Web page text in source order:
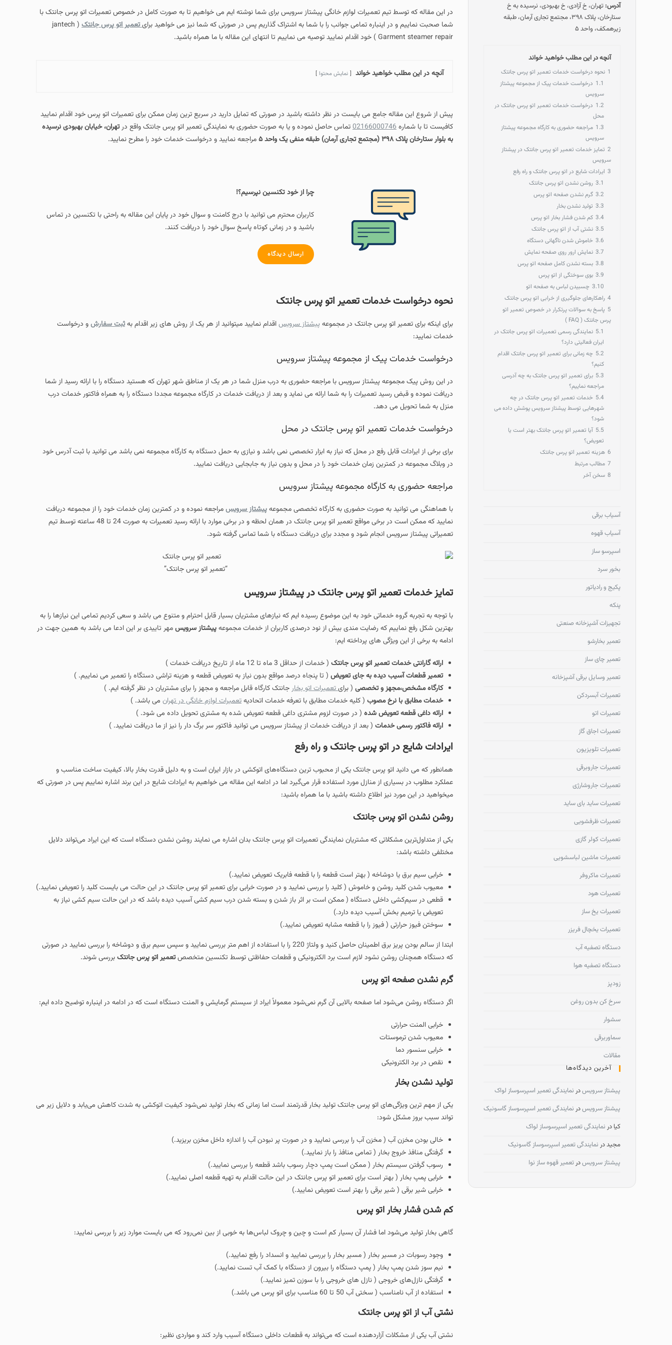
در این مقاله که توسط تیم تعمیرات لوازم خانگی پیشتاز سرویس برای شما نوشته ایم می خواهیم تا به صورت کامل در خصوص تعمیرات اتو پرس جانتک با
شما صحبت نماییم و در اینباره تمامی جوانب را با شما به اشتراک گذاریم پس در صورتی که شما نیز می خواهید برایتعمیر اتو پرس جانتک
( jantech
Garment steamer repair ) خود اقدام نمایید توصیه می نماییم تا انتهای این مقاله با ما همراه باشید.
آنچه در این مطلب خواهید خواند نمایش محتوا
پیش از شروع این مقاله جامع می بایست در نظر داشته باشید در صورتی که تمایل دارید در سریع ترین زمان ممکن برای تعمیرات اتو پرس خود اقدام نمایید
کافیست تا با شماره02166000746تماس حاصل نموده و یا به صورت حضوری به نمایندگی تعمیر اتو پرس جانتک واقع درتهران، خیابان بهبودی نرسیده
به بلوار ستارخان پلاک ۳۹۸ (مجتمع تجاری آرمان) طبقه منفی یک واحد ۵
مراجعه نمایید و درخواست خدمات خود را مطرح نمایید.
چرا از خود تکنسین نپرسیم؟!
کاربران محترم می توانید با درج کامنت و سوال خود در پایان این مقاله به راحتی با تکنسین در تماس
باشید و در زمانی کوتاه پاسخ سوال خود را دریافت کنند.
ارسال دیدگاه
نحوه درخواست خدمات تعمیر اتو پرس جانتک
برای اینکه برای تعمیر اتو پرس جانتک در مجموعه پیشتاز سرویساقدام نمایید میتوانید از هر یک از روش های زیر اقدام بهثبت سفارشو درخواست
خدمات نمایید:
درخواست خدمات پیک از مجموعه پیشتاز سرویس
در این روش پیک مجموعه پیشتاز سرویس با مراجعه حضوری به درب منزل شما در هر یک از مناطق شهر تهران که هستید دستگاه را با ارائه رسید از شما
دریافت نموده و قبض رسید تعمیرات را به شما ارائه می نماید و بعد از دریافت خدمات در کارگاه مجموعه مجددا دستگاه را به همراه فاکتور خدمات درب
منزل به شما تحویل می دهد.
درخواست خدمات تعمیر اتو پرس جانتک در محل
برای برخی از ایرادات قابل رفع در محل که نیاز به ابزار تخصصی نمی باشد و نیازی به حمل دستگاه به کارگاه مجموعه نمی باشد می توانید با ثبت آدرس خود
در وبلاگ مجموعه در کمترین زمان خدمات خود را در محل و بدون نیاز به جابجایی دریافت نمایید.
مراجعه حضوری به کارگاه مجموعه پیشتاز سرویس
با هماهنگی می توانید به صورت حضوری به کارگاه تخصصی مجموعهپیشتاز سرویسمراجعه نموده و در کمترین زمان خدمات خود را از مجموعه دریافت
نمایید که ممکن است در برخی مواقع تعمیر اتو پرس جانتک در همان لحظه و در برخی موارد با ارائه رسید تعمیرات به صورت 24 تا 48 ساعته توسط تیم
تعمیراتی پیشتاز سرویس انجام شود و مجدد برای دریافت دستگاه با شما تماس گرفته شود.
“تعمیر اتو پرس جانتک”
تمایز خدمات تعمیر اتو پرس جانتک در پیشتاز سرویس
با توجه به تجربه گروه خدماتی خود به این موضوع رسیده ایم که نیازهای مشتریان بسیار قابل احترام و متنوع می باشد و سعی کردیم تمامی این نیازها را به
بهترین شکل رفع نماییم که رضایت مندی بیش از نود درصدی کاربران از خدمات مجموعهپیشتاز سرویسمهر تاییدی بر این ادعا می باشد به همین جهت در
ادامه به برخی از این ویژگی های پرداخته ایم:
ارائه گارانتی خدمات تعمیر اتو پرس جانتک ( خدمات از حداقل 3 ماه تا 12 ماه از تاریخ دریافت خدمات )
تعمیر قطعات آسیب دیده به جای تعویض ( تا پنجاه درصد مواقع بدون نیاز به تعویض قطعه و هزینه تراشی دستگاه را تعمیر می نماییم. )
کارگاه مشخص،مجهز و تخصصی ( برایتعمیرات اتو بخارجانتک کارگاه قابل مراجعه و مجهز را برای مشتریان در نظر گرفته ایم. )
خدمات مطابق با نرخ مصوب ( کلیه خدمات مطابق با تعرفه خدمات اتحادیهتعمیرات لوازم خانگی در تهران می باشد. )
ارائه داغی قطعه تعویض شده ( در صورت لزوم مشتری داغی قطعه تعویض شده به مشتری تحویل داده می شود. )
ارائه فاکتور رسمی خدمات ( بعد از دریافت خدمات از پیشتاز سرویس می توانید فاکتور سر برگ دار را نیز از ما دریافت نمایید. )
ایرادات شایع در اتو پرس جانتک و راه رفع
همانطور که می دانید اتو پرس جانتک یکی از محبوب‌ ترین دستگاه‌های اتوکشی در بازار ایران است و به دلیل قدرت بخار بالا، کیفیت ساخت مناسب و
عملکرد مطلوب در بسیاری از منازل مورد استفاده قرار می‌گیرد اما در ادامه این مقاله می خواهیم به ایرادات شایع در این برند اشاره نماییم پس در صورتی که
میخواهید در این مورد نیز اطلاع داشته باشید با ما همراه باشید:
روشن نشدن اتو پرس جانتک
یکی از متداول‌ترین مشکلاتی که مشتریان نمایندگی تعمیرات اتو پرس جانتک بدان اشاره می نمایند روشن نشدن دستگاه است که این ایراد می‌تواند دلایل
مختلفی داشته باشد:
خرابی سیم برق یا دوشاخه ( بهتر است قطعه را با قطعه فابریک تعویض نمایید.)
معیوب شدن کلید روشن و خاموش ( کلید را بررسی نمایید و در صورت خرابی برای تعمیر اتو پرس جانتک در این حالت می بایست کلید را تعویض نمایید.)
قطعی در سیم‌کشی داخلی دستگاه ( ممکن است بر اثر باز شدن و بسته شدن درب سیم کشی آسیب دیده باشد که در این حالت سیم کشی نیاز به
تعویض یا ترمیم بخش آسیب دیده دارد.)
سوختن فیوز حرارتی ( فیوز را با قطعه مشابه تعویض نمایید.)
ابتدا از سالم بودن پریز برق اطمینان حاصل کنید و ولتاژ 220 را با استفاده از اهم متر بررسی نمایید و سپس سیم برق و دوشاخه را بررسی نمایید در صورتی
که دستگاه همچنان روشن نشود لازم است برد الکترونیکی و قطعات حفاظتی توسط تکنسین متخصصتعمیر اتو پرس جانتکبررسی شوند.
گرم نشدن صفحه اتو پرس
اگر دستگاه روشن می‌شود اما صفحه بالایی آن گرم نمی‌شود معمولاً ایراد از سیستم گرمایشی و المنت دستگاه است که در ادامه در اینباره توضیح داده ایم:
خرابی المنت حرارتی
معیوب شدن ترموستات
خرابی سنسور دما
نقص در برد الکترونیکی
تولید نشدن بخار
یکی از مهم‌ ترین ویژگی‌های اتو پرس جانتک تولید بخار قدرتمند است اما زمانی که بخار تولید نمی‌شود کیفیت اتوکشی به شدت کاهش می‌یابد و دلایل زیر می
تواند سبب بروز مشکل شود:
خالی بودن مخزن آب ( مخزن آب را بررسی نمایید و در صورت پر نبودن آب را اندازه داخل مخزن بریزید.)
گرفتگی منافذ خروج بخار ( تمامی منافذ را باز نمایید.)
رسوب گرفتن سیستم بخار ( ممکن است پمپ دچار رسوب باشد قطعه را بررسی نمایید.)
خرابی پمپ بخار ( بهتر است برای تعمیر اتو پرس جانتک در این حالت اقدام به تهیه قطعه اصلی نمایید.)
خرابی شیر برقی ( شیر برقی را بهتر است تعویض نمایید.)
کم شدن فشار بخار اتو پرس
گاهی بخار تولید می‌شود اما فشار آن بسیار کم است و چین و چروک لباس‌ها به خوبی از بین نمی‌رود که می بایست موارد زیر را بررسی نمایید:
وجود رسوبات در مسیر بخار ( مسیر بخار را بررسی نمایید و انسداد را رفع نمایید.)
نیم سوز شدن پمپ بخار ( پمپ دستگاه را بیرون از دستگاه با کمک آب تست نمایید.)
گرفتگی نازل‌های خروجی ( نازل های خروجی را با سوزن تمیز نمایید.)
استفاده از آب نامناسب ( سختی آب 50 تا 60 مناسب برای اتو پرس می باشد.)
نشتی آب از اتو پرس جانتک
نشتی آب یکی از مشکلات آزاردهنده‌ است که می‌تواند به قطعات داخلی دستگاه آسیب وارد کند و مواردی نظیر:
آدرس: تهران، خ آزادی، خ بهبودی، نرسیده به خ
ستارخان، پلاک ۳۹۸، مجتمع تجاری آرمان، طبقه
زیرهمکف، واحد ۵
آنچه در این مطلب خواهید خواند
1 نحوه درخواست خدمات تعمیر اتو پرس جانتک
1.1 درخواست خدمات پیک از مجموعه پیشتاز
سرویس
1.2 درخواست خدمات تعمیر اتو پرس جانتک در
محل
1.3 مراجعه حضوری به کارگاه مجموعه پیشتاز
سرویس
2 تمایز خدمات تعمیر اتو پرس جانتک در پیشتاز
سرویس
3 ایرادات شایع در اتو پرس جانتک و راه رفع
3.1 روشن نشدن اتو پرس جانتک
3.2 گرم نشدن صفحه اتو پرس
3.3 تولید نشدن بخار
3.4 کم شدن فشار بخار اتو پرس
3.5 نشتی آب از اتو پرس جانتک
3.6 خاموش شدن ناگهانی دستگاه
3.7 نمایش ارور روی صفحه نمایش
3.8 بسته نشدن کامل صفحه اتو پرس
3.9 بوی سوختگی از اتو پرس
3.10 چسبیدن لباس به صفحه اتو
4 راهکارهای جلوگیری از خرابی اتو پرس جانتک
5 پاسخ به سوالات پرتکرار در خصوص تعمیر اتو
پرس جانتک ( FAQ )
5.1 نمایندگی رسمی تعمیرات اتو پرس جانتک در
ایران فعالیتی دارد؟
5.2 چه زمانی برای تعمیر اتو پرس جانتک اقدام
کنیم؟
5.3 برای تعمیر اتو پرس جانتک به چه آدرسی
مراجعه نماییم؟
5.4 خدمات تعمیر اتو پرس جانتک در چه
شهرهایی توسط پیشتاز سرویس پوشش داده می
شود؟
5.5 آیا تعمیر اتو پرس جانتک بهتر است یا
تعویض؟
6 هزینه تعمیر اتو پرس جانتک
7 مطالب مرتبط
8 سخن آخر
آسیاب برقی
آسیاب قهوه
اسپرسو ساز
بخور سرد
پکیج و رادیاتور
پنکه
تجهیزات آشپزخانه صنعتی
تعمیر بخارشو
تعمیر چای ساز
تعمیر وسایل برقی آشپزخانه
تعمیرات آبسردکن
تعمیرات اتو
تعمیرات اجاق گاز
تعمیرات تلویزیون
تعمیرات جاروبرقی
تعمیرات جاروشارژی
تعمیرات ساید بای ساید
تعمیرات ظرفشویی
تعمیرات کولر گازی
تعمیرات ماشین لباسشویی
تعمیرات ماکروفر
تعمیرات هود
تعمیرات یخ ساز
تعمیرات یخچال فریزر
دستگاه تصفیه آب
دستگاه تصفیه هوا
زودپز
سرخ کن بدون روغن
سشوار
سماوربرقی
مقالات
آخرین دیدگاه‌ها
پیشتاز سرویسدر نمایندگی تعمیر اسپرسوساز لواک
پیشتاز سرویسدر نمایندگی تعمیر اسپرسوساز گاسونیک
کیا در نمایندگی تعمیر اسپرسوساز لواک
مجیددر نمایندگی تعمیر اسپرسوساز گاسونیک
پیشتاز سرویسدرتعمیر قهوه ساز نوا